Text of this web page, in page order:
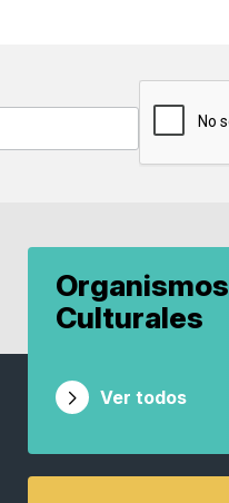
Organismos
Culturales
Ver todos